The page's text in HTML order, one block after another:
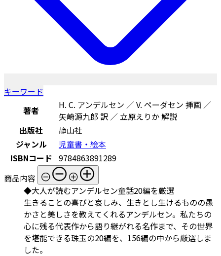
キーワード
著者
H. C. アンデルセン ／ V. ペーダセン 挿画 ／
矢崎源九郎 訳 ／ 立原えりか 解説
出版社
静山社
ジャンル
児童書・絵本
ISBNコード 9784863891289
商品内容
◆大人が読むアンデルセン童話20編を厳選
生きることの喜びと哀しみ、生きとし生けるものの愚
かさと美しさを教えてくれるアンデルセン。私たちの
心に残る代表作から語り継がれる名作まで、その世界
を堪能できる珠玉の20編を、156編の中から厳選しま
した。